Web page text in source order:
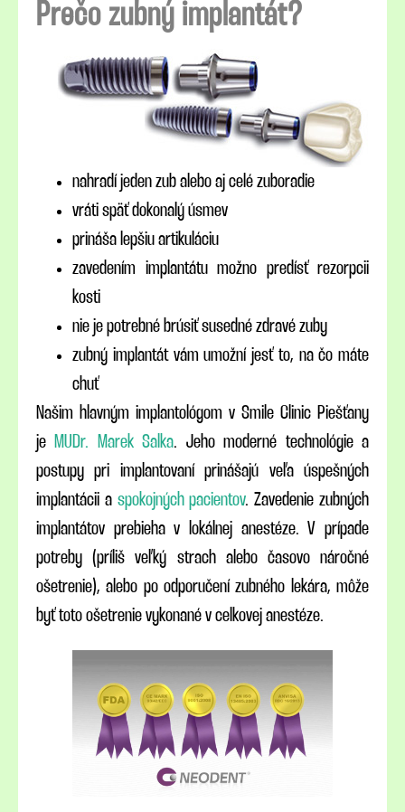
Prečo zubný implantát?
nahradí jeden zub alebo aj celé zuboradie
vráti späť dokonalý úsmev
prináša lepšiu artikuláciu
zavedením implantátu možno predísť rezorpcii
kosti
nie je potrebné brúsiť susedné zdravé zuby
zubný implantát vám umožní jesť to, na čo máte
chuť
Našim hlavným implantológom v Smile Clinic Piešťany
je MUDr. Marek Salka. Jeho moderné technológie a
postupy pri implantovaní prinášajú veľa úspešných
implantácii a spokojných pacientov. Zavedenie zubných
implantátov prebieha v lokálnej anestéze. V prípade
potreby (príliš veľký strach alebo časovo náročné
ošetrenie), alebo po odporučení zubného lekára, môže
byť toto ošetrenie vykonané v celkovej anestéze.